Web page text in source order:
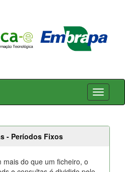
- Períodos Fixos
mais do que um ficheiro, o